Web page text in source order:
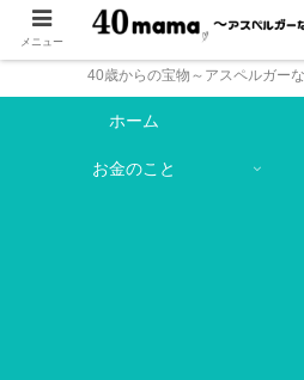
40歳からの宝物～アスペルガー
ホーム
お金のこと
メニュー